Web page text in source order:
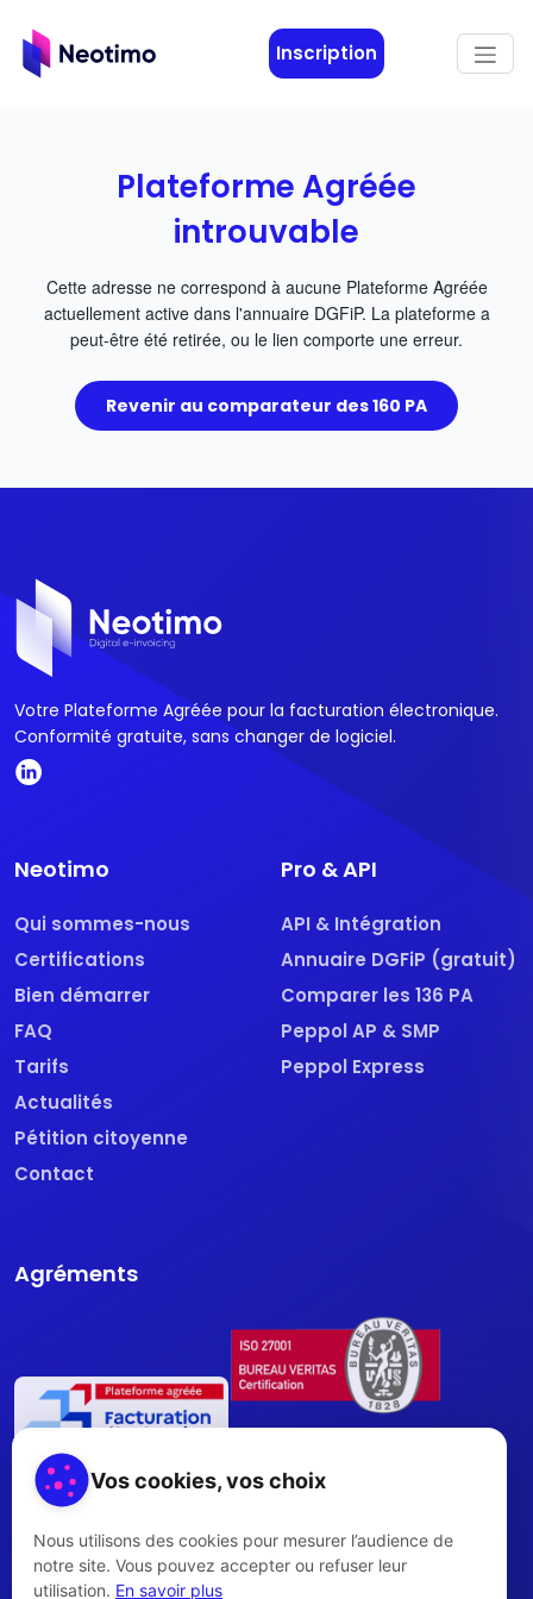
Inscription
Plateforme Agréée
introuvable
Cette adresse ne correspond à aucune Plateforme Agréée
actuellement active dans l'annuaire DGFiP. La plateforme a
peut-être été retirée, ou le lien comporte une erreur.
Revenir au comparateur des 160 PA
Votre Plateforme Agréée pour la facturation électronique.
Conformité gratuite, sans changer de logiciel.
Neotimo
Qui sommes-nous
Certifications
Bien démarrer
FAQ
Tarifs
Actualités
Pétition citoyenne
Contact
Pro & API
API & Intégration
Annuaire DGFiP (gratuit)
Comparer les 136 PA
Peppol AP & SMP
Peppol Express
Agréments
Vos cookies, vos choix
Nous utilisons des cookies pour mesurer l’audience de
notre site. Vous pouvez accepter ou refuser leur
utilisation. En savoir plus